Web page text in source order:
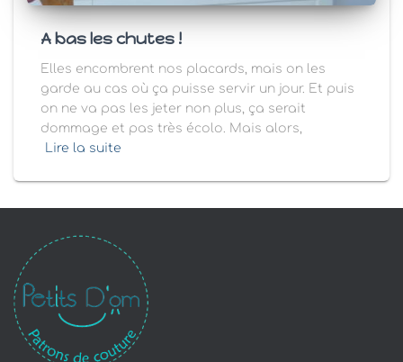
A bas les chutes !
Elles encombrent nos placards, mais on les
garde au cas où ça puisse servir un jour. Et puis
on ne va pas les jeter non plus, ça serait
dommage et pas très écolo. Mais alors,
Lire la suite